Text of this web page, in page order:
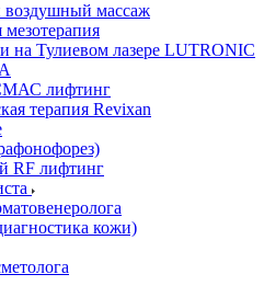
массаж
на Тулиевом лазере LUTRONIC
лифтинг
терапия Revixan
RF лифтинг
кожи)